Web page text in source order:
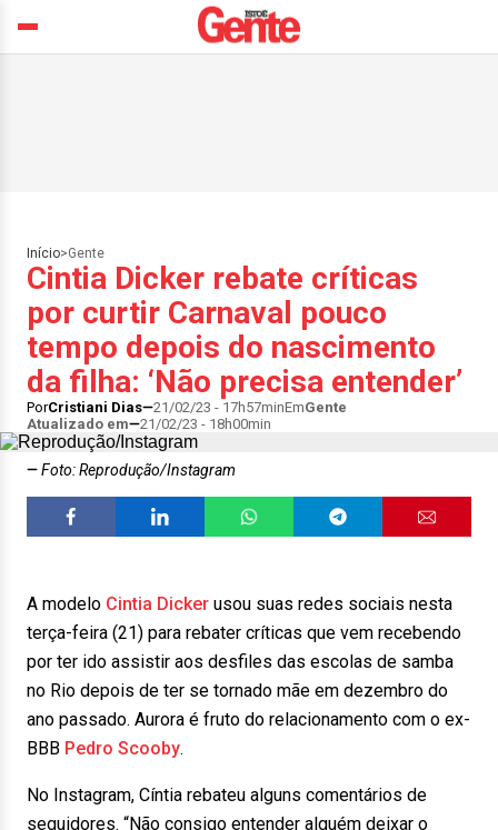
Início>Gente
Cintia Dicker rebate críticas
por curtir Carnaval pouco
tempo depois do nascimento
da filha: ‘Não precisa entender’
PorCristiani Dias 21/02/23 - 17h57minEmGente
Atualizado em
21/02/23 - 18h00min
Foto: Reprodução/Instagram
A modelo Cintia Dicker usou suas redes sociais nesta
terça-feira (21) para rebater críticas que vem recebendo
por ter ido assistir aos desfiles das escolas de samba
no Rio depois de ter se tornado mãe em dezembro do
ano passado. Aurora é fruto do relacionamento com o ex-
BBB Pedro Scooby.
No Instagram, Cíntia rebateu alguns comentários de
seguidores. “Não consigo entender alguém deixar o